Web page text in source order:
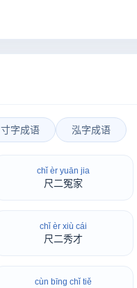
寸字成语 泓字成语
chǐ èr yuān jia
尺二冤家
chǐ èr xiù cái
尺二秀才
cùn bīng chǐ tiě